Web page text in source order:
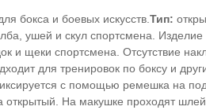
бокса и боевых искусств. Тип:
ушей и скул спортсмена. Изделие
и щеки спортсмена. Отсутствие
для тренировок по боксу и
с помощью ремешка на
открытый. На макушке проходят